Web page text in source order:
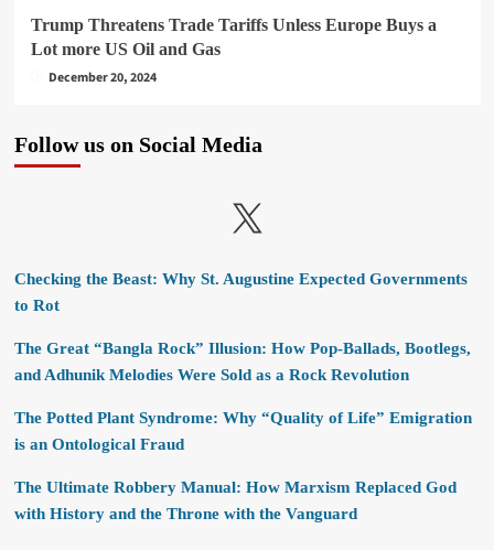
Trump Threatens Trade Tariffs Unless Europe Buys a
Lot more US Oil and Gas
December 20, 2024
Follow us on Social Media
X
Checking the Beast: Why St. Augustine Expected Governments
to Rot
The Great “Bangla Rock” Illusion: How Pop-Ballads, Bootlegs,
and Adhunik Melodies Were Sold as a Rock Revolution
The Potted Plant Syndrome: Why “Quality of Life” Emigration
is an Ontological Fraud
The Ultimate Robbery Manual: How Marxism Replaced God
with History and the Throne with the Vanguard